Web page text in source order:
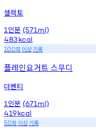
셀렉토
1 인분 (571ml)
483kcal
100회 이상기록
플레인요거트 스무디
더벤티
1 인분 (671ml)
419kcal
50회 이상기록